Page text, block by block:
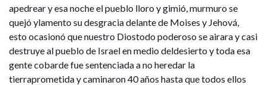
apedrear y esa noche el pueblo lloro y gimió, murmuro se
quejó ylamento su desgracia delante de Moises y Jehová,
esto ocasionó que nuestro Diostodo poderoso se airara y casi
destruye al pueblo de Israel en medio deldesierto y toda esa
gente cobarde fue sentenciada a no heredar la
tierraprometida y caminaron 40 años hasta que todos ellos